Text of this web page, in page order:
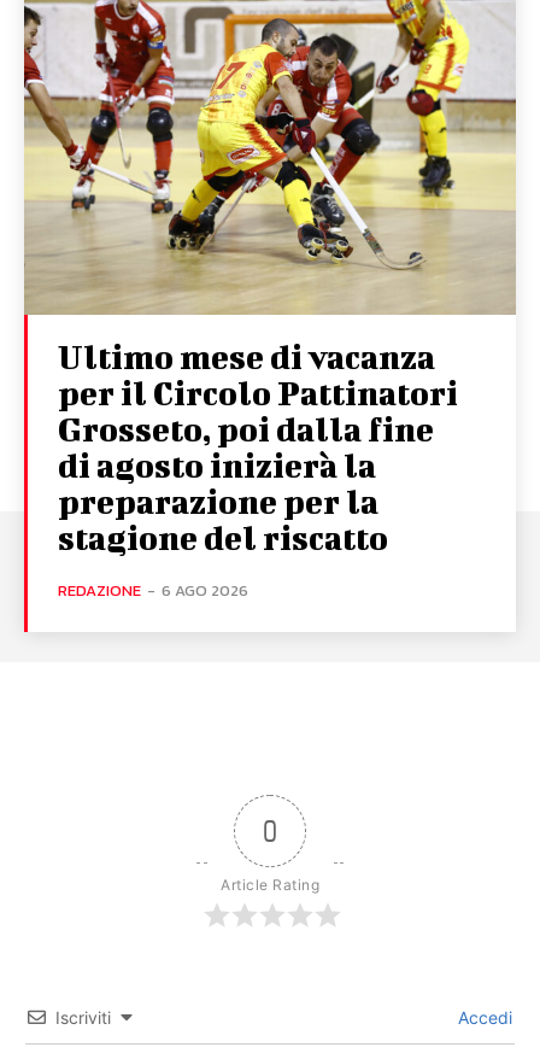
Ultimo mese di vacanza
per il Circolo Pattinatori
Grosseto, poi dalla fine
di agosto inizierà la
preparazione per la
stagione del riscatto
REDAZIONE - 6 AGO 2026
0
Article Rating
Iscriviti Accedi